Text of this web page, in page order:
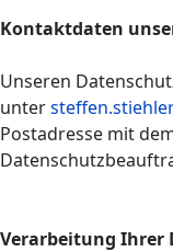
Kontaktdaten
Unseren
unter
Postadresse mit
Verarbeitung Ihrer